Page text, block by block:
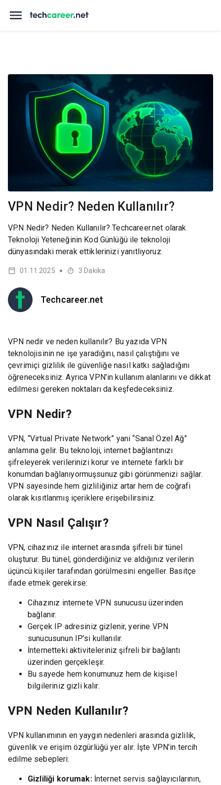
VPN Nedir? Neden Kullanılır?
VPN Nedir? Neden Kullanılır? Techcareer.net olarak
Teknoloji Yeteneğinin Kod Günlüğü ile teknoloji
dünyasındaki merak ettiklerinizi yanıtlıyoruz.
Techcareer.net
01.11.2025 ● 3 Dakika
VPN nedir ve neden kullanılır? Bu yazıda VPN
teknolojisinin ne işe yaradığını, nasıl çalıştığını ve
çevrimiçi gizlilik ile güvenliğe nasıl katkı sağladığını
öğreneceksiniz. Ayrıca VPN’in kullanım alanlarını ve dikkat
edilmesi gereken noktaları da keşfedeceksiniz.
VPN Nedir?
VPN, “Virtual Private Network” yani “Sanal Özel Ağ”
anlamına gelir. Bu teknoloji, internet bağlantınızı
şifreleyerek verilerinizi korur ve internete farklı bir
konumdan bağlanıyormuşsunuz gibi görünmenizi sağlar.
VPN sayesinde hem gizliliğiniz artar hem de coğrafi
olarak kısıtlanmış içeriklere erişebilirsiniz.
VPN Nasıl Çalışır?
VPN, cihazınız ile internet arasında şifreli bir tünel
oluşturur. Bu tünel, gönderdiğiniz ve aldığınız verilerin
üçüncü kişiler tarafından görülmesini engeller. Basitçe
ifade etmek gerekirse:
Cihazınız internete VPN sunucusu üzerinden
bağlanır.
Gerçek IP adresiniz gizlenir, yerine VPN
sunucusunun IP’si kullanılır.
İnternetteki aktiviteleriniz şifreli bir bağlantı
üzerinden gerçekleşir.
Bu sayede hem konumunuz hem de kişisel
bilgileriniz gizli kalır.
VPN Neden Kullanılır?
VPN kullanımının en yaygın nedenleri arasında gizlilik,
güvenlik ve erişim özgürlüğü yer alır. İşte VPN’in tercih
edilme sebepleri:
Gizliliği korumak:İnternet servis sağlayıcılarının,